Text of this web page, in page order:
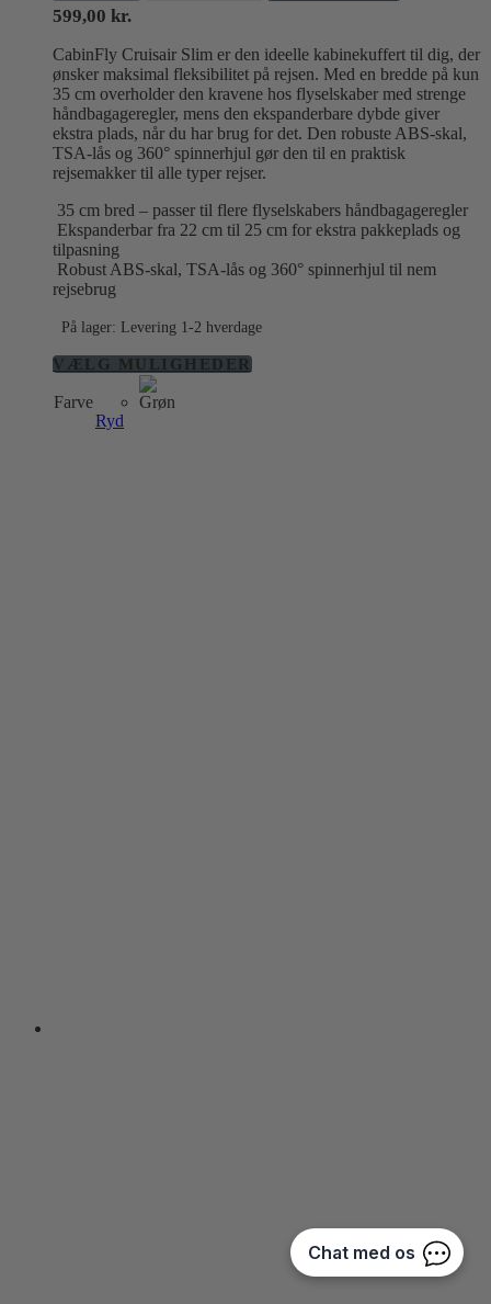
599,00 kr.
CabinFly Cruisair Slim er den ideelle kabinekuffert til dig, der
ønsker maksimal fleksibilitet på rejsen. Med en bredde på kun
35 cm overholder den kravene hos flyselskaber med strenge
håndbagageregler, mens den ekspanderbare dybde giver
ekstra plads, når du har brug for det. Den robuste ABS-skal,
TSA-lås og 360° spinnerhjul gør den til en praktisk
rejsemakker til alle typer rejser.
35 cm bred – passer til flere flyselskabers håndbagageregler
Ekspanderbar fra 22 cm til 25 cm for ekstra pakkeplads og
tilpasning
Robust ABS-skal, TSA-lås og 360° spinnerhjul til nem
rejsebrug
På lager: Levering 1-2 hverdage
VÆLG MULIGHEDERDette
Farve
Ryd